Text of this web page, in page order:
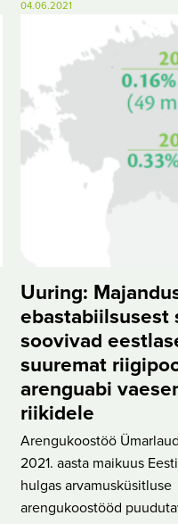
04.06.2021
Uuring:
ebastabiilsusest
soovivad
suuremat
arenguabi
riikidele
Arengukoostöö
2021. aasta maikuus
hulgas arvamusküsitluse
arengukoostööd